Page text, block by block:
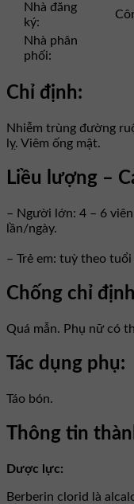
Nhà đăng
ký:
Nhà phân
phối:
Chỉ định:
Nhiễm trùng đường
lỵ. Viêm ống mật.
Liều lượng –
– Người lớn: 4 – 6
lần/ngày.
– Trẻ em: tuỳ theo
Chống chỉ
Quá mẫn. Phụ nữ có
Tác dụng phụ:
Táo bón.
Thông tin
Dược lực:
Berberin clorid là